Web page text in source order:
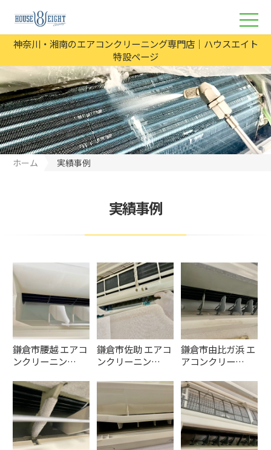
神奈川・湘南のエアコンクリーニング専門店｜ハウスエイト
特設ページ
ホーム 実績事例
実績事例
鎌倉市腰越 エアコ
ンクリーニン…
鎌倉市佐助 エアコ
ンクリーニン…
鎌倉市由比ガ浜 エ
アコンクリー…